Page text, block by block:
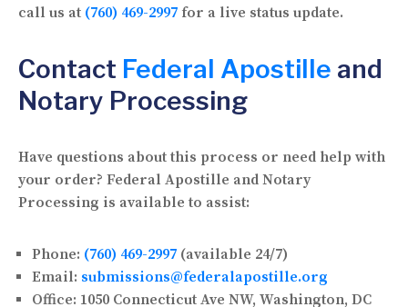
call us at (760) 469-2997 for a live status update.
Contact Federal Apostille and
Notary Processing
Have questions about this process or need help with
your order? Federal Apostille and Notary
Processing is available to assist:
Phone: (760) 469-2997 (available 24/7)
Email: submissions@federalapostille.org
Office: 1050 Connecticut Ave NW, Washington, DC